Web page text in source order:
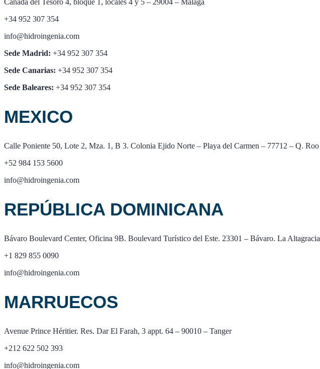
+34 952 307 354
info@hidroingenia.com
Sede Madrid: +34 952 307 354
Sede Canarias: +34 952 307 354
Sede Baleares: +34 952 307 354
MEXICO
Calle Poniente 50, Lote 2, Mza. 1, B 3. Colonia Ejido Norte – Playa del Carmen – 77712 – Q. Roo
+52 984 153 5600
info@hidroingenia.com
REPÚBLICA DOMINICANA
Bávaro Boulevard Center, Oficina 9B. Boulevard Turístico del Este. 23301 – Bávaro. La Altagracia
+1 829 855 0090
info@hidroingenia.com
MARRUECOS
Avenue Prince Héritier. Res. Dar El Farah, 3 appt. 64 – 90010 – Tanger
+212 622 502 393
info@hidroingenia.com